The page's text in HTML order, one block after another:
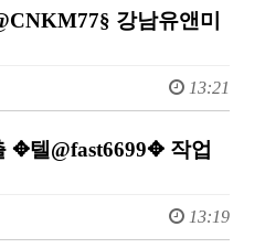
강남유앤미
13:21
✥텔@fast6699✥ 작업
13:19